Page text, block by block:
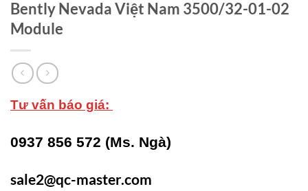
Bently Nevada Việt Nam 3500/32-01-02
Module
Tư vấn báo giá:
0937 856 572 (Ms. Ngà)
sale2@qc-master.com